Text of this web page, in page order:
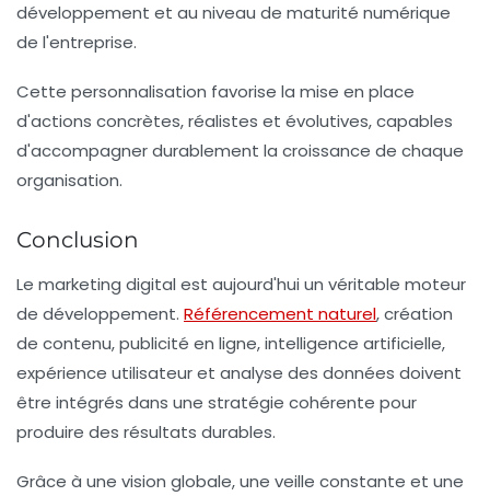
développement et au niveau de maturité numérique
de l'entreprise.
Cette personnalisation favorise la mise en place
d'actions concrètes, réalistes et évolutives, capables
d'accompagner durablement la croissance de chaque
organisation.
Conclusion
Le marketing digital est aujourd'hui un véritable moteur
de développement. Référencement naturel, création
de contenu, publicité en ligne, intelligence artificielle,
expérience utilisateur et analyse des données doivent
être intégrés dans une stratégie cohérente pour
produire des résultats durables.
Grâce à une vision globale, une veille constante et une